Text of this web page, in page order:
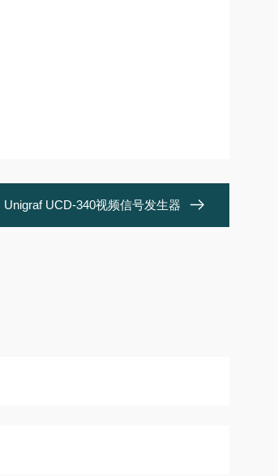
Unigraf UCD-340视频信号发生器